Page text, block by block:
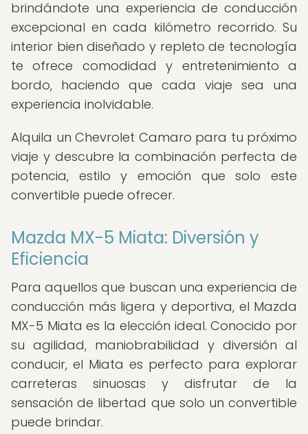
brindándote una experiencia de conducción
excepcional en cada kilómetro recorrido. Su
interior bien diseñado y repleto de tecnología
te ofrece comodidad y entretenimiento a
bordo, haciendo que cada viaje sea una
experiencia inolvidable.
Alquila un Chevrolet Camaro para tu próximo
viaje y descubre la combinación perfecta de
potencia, estilo y emoción que solo este
convertible puede ofrecer.
Mazda MX-5 Miata: Diversión y
Eficiencia
Para aquellos que buscan una experiencia de
conducción más ligera y deportiva, el Mazda
MX-5 Miata es la elección ideal. Conocido por
su agilidad, maniobrabilidad y diversión al
conducir, el Miata es perfecto para explorar
carreteras sinuosas y disfrutar de la
sensación de libertad que solo un convertible
puede brindar.